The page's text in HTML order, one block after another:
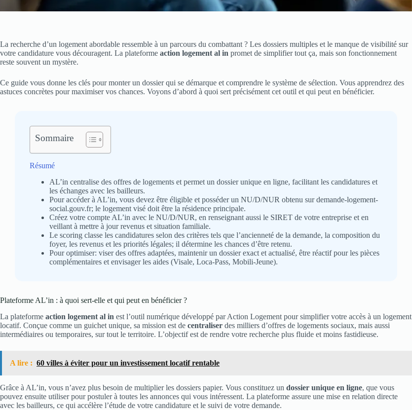
La recherche d’un logement abordable ressemble à un parcours du combattant ? Les dossiers multiples et le manque de visibilité sur
votre candidature vous découragent. La plateforme action logement al in promet de simplifier tout ça, mais son fonctionnement
reste souvent un mystère.
Ce guide vous donne les clés pour monter un dossier qui se démarque et comprendre le système de sélection. Vous apprendrez des
astuces concrètes pour maximiser vos chances. Voyons d’abord à quoi sert précisément cet outil et qui peut en bénéficier.
Sommaire
Résumé
AL’in centralise des offres de logements et permet un dossier unique en ligne, facilitant les candidatures et
les échanges avec les bailleurs.
Pour accéder à AL’in, vous devez être éligible et posséder un NU/D/NUR obtenu sur demande-logement-
social.gouv.fr; le logement visé doit être la résidence principale.
Créez votre compte AL’in avec le NU/D/NUR, en renseignant aussi le SIRET de votre entreprise et en
veillant à mettre à jour revenus et situation familiale.
Le scoring classe les candidatures selon des critères tels que l’ancienneté de la demande, la composition du
foyer, les revenus et les priorités légales; il détermine les chances d’être retenu.
Pour optimiser: viser des offres adaptées, maintenir un dossier exact et actualisé, être réactif pour les pièces
complémentaires et envisager les aides (Visale, Loca-Pass, Mobili-Jeune).
Plateforme AL’in : à quoi sert-elle et qui peut en bénéficier ?
La plateforme action logement al in est l’outil numérique développé par Action Logement pour simplifier votre accès à un logement
locatif. Conçue comme un guichet unique, sa mission est de centraliser des milliers d’offres de logements sociaux, mais aussi
intermédiaires ou temporaires, sur tout le territoire. L’objectif est de rendre votre recherche plus fluide et moins fastidieuse.
A lire : 60 villes à éviter pour un investissement locatif rentable
Grâce à AL’in, vous n’avez plus besoin de multiplier les dossiers papier. Vous constituez un dossier unique en ligne, que vous
pouvez ensuite utiliser pour postuler à toutes les annonces qui vous intéressent. La plateforme assure une mise en relation directe
avec les bailleurs, ce qui accélère l’étude de votre candidature et le suivi de votre demande.